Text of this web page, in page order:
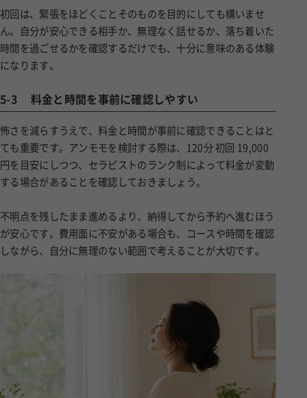
初回は、緊張をほどくことそのものを目的にしても構いませ
ん。自分が安心できる相手か、無理なく話せるか、落ち着いた
時間を過ごせるかを確認するだけでも、十分に意味のある体験
になります。
5-3 料金と時間を事前に確認しやすい
怖さを減らすうえで、料金と時間が事前に確認できることはと
ても重要です。アンモモを検討する際は、120分 初回 19,000
円を目安にしつつ、セラピストのランク制によって料金が変動
する場合があることを確認しておきましょう。
不明点を残したまま進めるより、納得してから予約へ進むほう
が安心です。費用面に不安がある場合も、コースや時間を確認
しながら、自分に無理のない範囲で考えることが大切です。